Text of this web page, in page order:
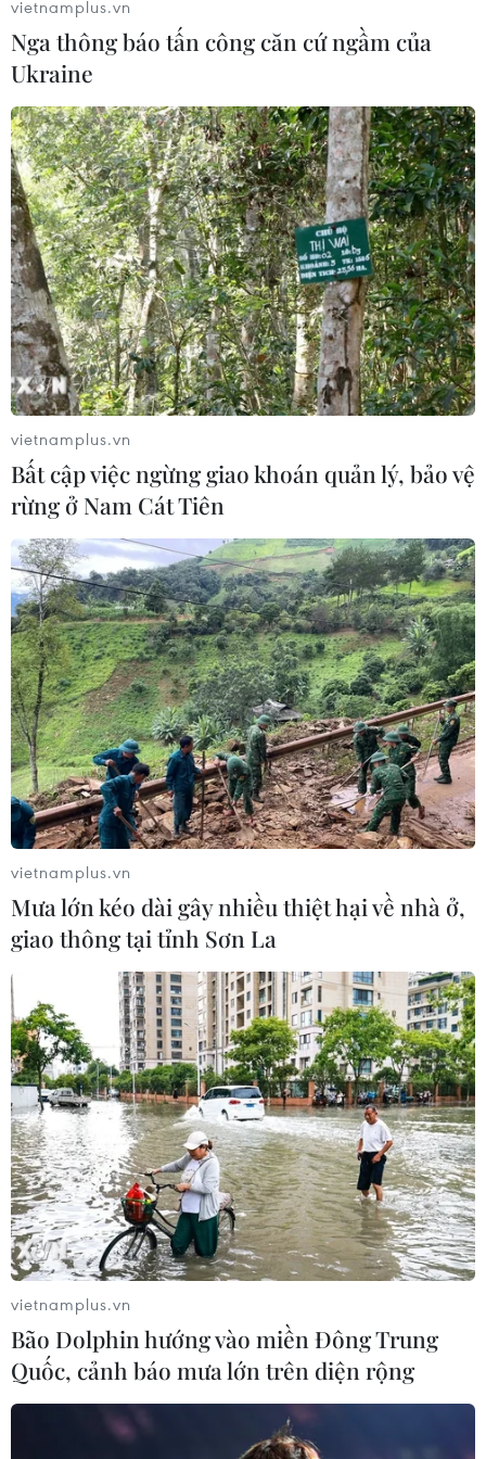
Việt Nam và Liên hợp quốc ký kế hoạch
chiến lược chung 2017-2021
05/07/2017 04:23
Liên hợp quốc sẽ tiếp tục phát huy lợi thế so sánh của
mình trong việc hỗ trợ Việt Nam các giải pháp tổng thể
nhằm giải quyết những thách thức phát triển đa chiều
và phức tạp.
vietnamplus.vn
Nga thông báo tấn công căn cứ ngầm của
Ukraine
vietnamplus.vn
Bất cập việc ngừng giao khoán quản lý, bảo vệ
rừng ở Nam Cát Tiên
vietnamplus.vn
Mưa lớn kéo dài gây nhiều thiệt hại về nhà ở,
giao thông tại tỉnh Sơn La
vietnamplus.vn
Bão Dolphin hướng vào miền Đông Trung
Quốc, cảnh báo mưa lớn trên diện rộng